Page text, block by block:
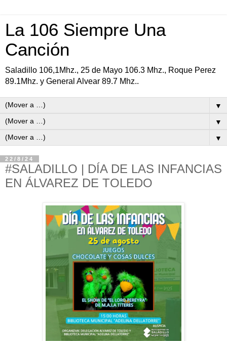
La 106 Siempre Una
Canción
Saladillo 106,1Mhz., 25 de Mayo 106.3 Mhz., Roque Perez
89.1Mhz. y General Alvear 89.7 Mhz..
▼
▼
▼
22/8/24
#SALADILLO | DÍA DE LAS INFANCIAS
EN ÁLVAREZ DE TOLEDO